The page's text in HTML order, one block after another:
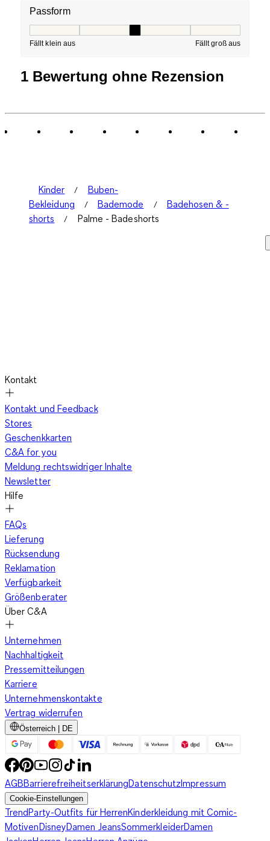
Passform
Fällt klein aus Fällt groß aus
1 Bewertung ohne Rezension
Kinder
Buben-
Bekleidung
Bademode
Badehosen & -
shorts
Palme - Badeshorts
Kontakt
Kontakt und Feedback
Stores
Geschenkkarten
C&A for you
Meldung rechtswidriger Inhalte
Newsletter
Hilfe
FAQs
Lieferung
Rücksendung
Reklamation
Verfügbarkeit
Größenberater
Über C&A
Unternehmen
Nachhaltigkeit
Pressemitteilungen
Karriere
Unternehmenskontakte
Vertrag widerrufen
Österreich | DE
AGBBarrierefreiheitserklärungDatenschutzImpressum
Cookie-Einstellungen
TrendParty-Outfits für HerrenKinderkleidung mit Comic-
MotivenDisneyDamen JeansSommerkleiderDamen